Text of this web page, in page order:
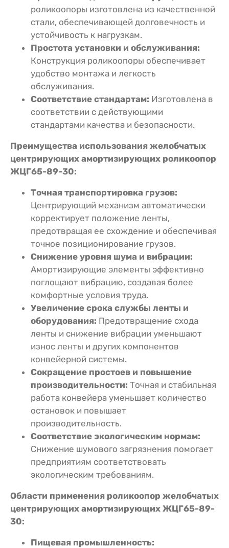
роликоопоры изготовлена из качественной
стали, обеспечивающей долговечность и
устойчивость к нагрузкам.
Простота установки и обслуживания:
Конструкция роликоопоры обеспечивает
удобство монтажа и легкость
обслуживания.
Соответствие стандартам: Изготовлена в
соответствии с действующими
стандартами качества и безопасности.
Преимущества использования желобчатых
центрирующих амортизирующих роликоопор
ЖЦГ65-89-30:
Точная транспортировка грузов:
Центрирующий механизм автоматически
корректирует положение ленты,
предотвращая ее схождение и обеспечивая
точное позиционирование грузов.
Снижение уровня шума и вибрации:
Амортизирующие элементы эффективно
поглощают вибрацию, создавая более
комфортные условия труда.
Увеличение срока службы ленты и
оборудования: Предотвращение схода
ленты и снижение вибрации уменьшают
износ ленты и других компонентов
конвейерной системы.
Сокращение простоев и повышение
производительности: Точная и стабильная
работа конвейера уменьшает количество
остановок и повышает
производительность.
Соответствие экологическим нормам:
Снижение шумового загрязнения помогает
предприятиям соответствовать
экологическим требованиям.
Области применения роликоопор желобчатых
центрирующих амортизирующих ЖЦГ65-89-
30:
Пищевая промышленность: